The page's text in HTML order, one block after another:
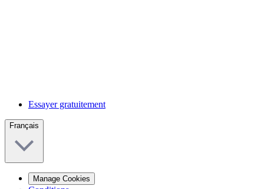
Essayer gratuitement
Français
Manage Cookies